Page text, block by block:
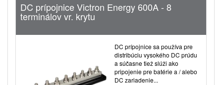
DC prípojnice Victron Energy 600A - 8
terminálov vr. krytu
DC prípojnice sa používa pre
distribúciu vysokého DC prúdu
a súčasne tiež slúži ako
pripojenie pre batérie a / alebo
DC zariadenie...